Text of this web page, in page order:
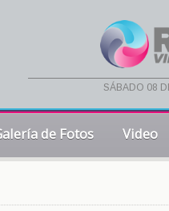
sábado 08
de Fotos Video